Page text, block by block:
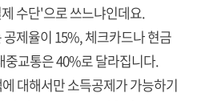
수단'으로 쓰느냐인데요.
제율이 15%, 체크카드나 현금
교통은 40%로 달라집니다.
대해서만 소득공제가 가능하기